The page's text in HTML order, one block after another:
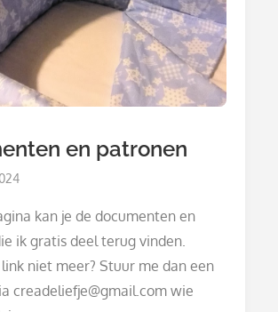
en patronen
kan je de documenten en
ik gratis deel terug vinden.
niet meer? Stuur me dan een
creadeliefje@gmail.com wie